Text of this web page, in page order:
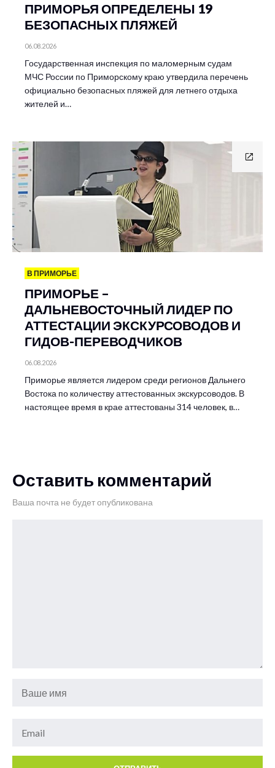
ПРИМОРЬЯ ОПРЕДЕЛЕНЫ 19
БЕЗОПАСНЫХ ПЛЯЖЕЙ
06.08.2026
Государственная инспекция по маломерным судам
МЧС России по Приморскому краю утвердила перечень
официально безопасных пляжей для летнего отдыха
жителей и…
В ПРИМОРЬЕ
ПРИМОРЬЕ –
ДАЛЬНЕВОСТОЧНЫЙ ЛИДЕР ПО
АТТЕСТАЦИИ ЭКСКУРСОВОДОВ И
ГИДОВ-ПЕРЕВОДЧИКОВ
06.08.2026
Приморье является лидером среди регионов Дальнего
Востока по количеству аттестованных экскурсоводов. В
настоящее время в крае аттестованы 314 человек, в…
Оставить комментарий
Ваша почта не будет опубликована